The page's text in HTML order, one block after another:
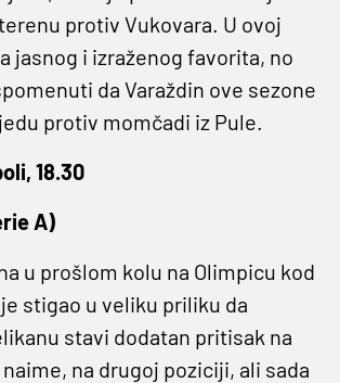
protiv Vukovara. U ovoj
jasnog i izraženog favorita, no
da Varaždin ove sezone
protiv momčadi iz Pule.
18.30
A)
u prošlom kolu na Olimpicu kod
stigao u veliku priliku da
stavi dodatan pritisak na
na drugoj poziciji, ali sada